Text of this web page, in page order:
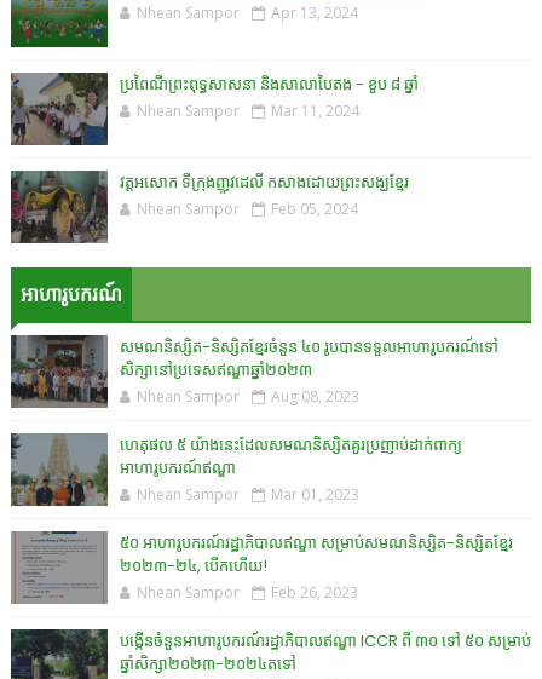
Nhean Sampor Apr 13, 2024
ប្រពៃណីព្រះពុទ្ធសាសនា និងសាលាបៃតង - ខួប ៨ ឆ្នាំ
Nhean Sampor Mar 11, 2024
វត្តអសោក ទីក្រុងញូវដេលី កសាងដោយព្រះសង្ឃខ្មែរ
Nhean Sampor Feb 05, 2024
អាហារូបករណ៍
សមណនិស្សិត-និស្សិតខ្មែរចំនួន ៤០ រូបបានទទួលអាហារូបករណ៍ទៅ
សិក្សានៅប្រទេសឥណ្ឌាឆ្នាំ២០២៣
Nhean Sampor Aug 08, 2023
ហេតុផល ៥ យ៉ាងនេះដែលសមណនិស្សិតគួរប្រញាប់ដាក់ពាក្យ
អាហារូបករណ៍ឥណ្ឌា
Nhean Sampor Mar 01, 2023
៥០ អាហារូបករណ៍រដ្ឋាភិបាលឥណ្ឌា សម្រាប់សមណនិស្សិត-និស្សិតខ្មែរ
២០២៣-២៤, បើកហើយ!
Nhean Sampor Feb 26, 2023
បង្កើនចំនួនអាហារូបករណ៍រដ្ឋាភិបាលឥណ្ឌា ICCR ពី ៣០ ទៅ ៥០ សម្រាប់
ឆ្នាំសិក្សា២០២៣-២០២៤តទៅ